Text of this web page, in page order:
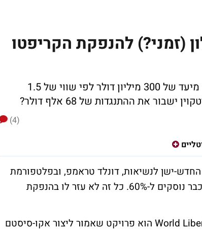
(זמני?) להנפקת הקריפטו
משפחת טראמפ הצליחה לגייס רק 11 מיליון דולר מיעד של 300 מיליון דולר לפי שווי של 1.5
(4)
ישן לנשיאות, דונלד טראמפ, ובפלטפורמת
ההימורים מבוססת קריפטו פולימרקט סיכוייו לנצח כבר נוסקים ל-60%. כל זה לא עזר לו בהנפקת
הפרויקט של משפחת טראמפ שנקרא World Liberty Financial הוא פרויקט שאמור ליצור אקו-סיסטם